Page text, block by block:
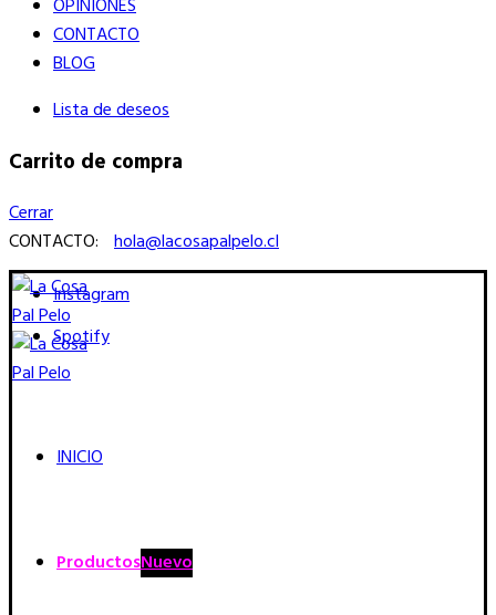
OPINIONES
CONTACTO
BLOG
Lista de deseos
Carrito de compra
Cerrar
CONTACTO: hola@lacosapalpelo.cl
Instagram
Spotify
INICIO
ProductosNuevo